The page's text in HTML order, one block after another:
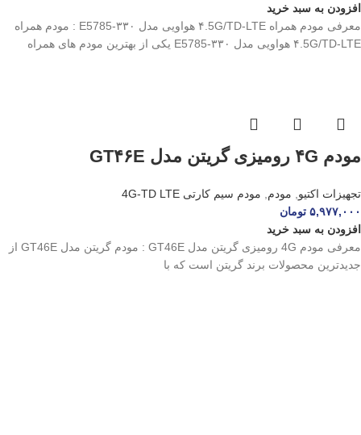
افزودن به سبد خرید
معرفی مودم همراه ۴.5G/TD-LTE هواویی مدل E5785-۳۳۰ : مودم همراه
۴.5G/TD-LTE هواویی مدل E5785-۳۳۰ یکی از بهترین مودم های همراه
مودم ۴G رومیزی گریتن مدل GT۴۶E
تجهیزات اکتیو مودم
مودم سیم کارتی 4G-TD LTE
۵,۹۷۷,۰۰۰ تومان
افزودن به سبد خرید
معرفی مودم 4G رومیزی گریتن مدل GT46E : مودم گریتن مدل GT46E از
جدیدترین محصولات برند گریتن است که با